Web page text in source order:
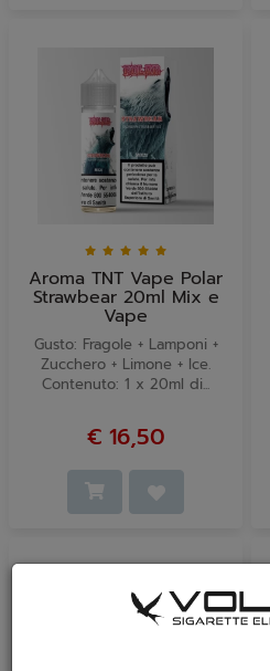
Aroma TNT Vape Polar
Strawbear 20ml Mix e
Vape
Gusto: Fragole + Lamponi +
Zucchero + Limone + Ice.
Contenuto: 1 x 20ml di...
€ 16,50